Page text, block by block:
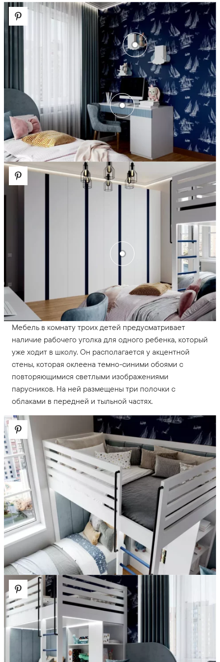
Мебель в комнату троих детей предусматривает
наличие рабочего уголка для одного ребенка, который
уже ходит в школу. Он располагается у акцентной
стены, которая оклеена темно-синими обоями с
повторяющимися светлыми изображениями
парусников. На ней размещены три полочки с
облаками в передней и тыльной частях.